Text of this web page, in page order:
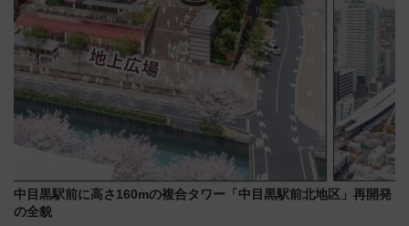
中目黒駅前に高さ160mの複合タワー「中目黒駅前北地区」再開発
の全貌